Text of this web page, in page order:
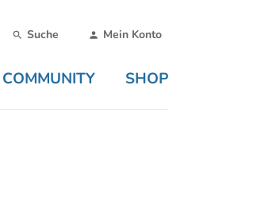
Suche Mein Konto
COMMUNITY SHOP